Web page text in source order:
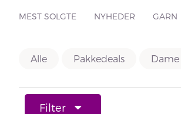
MEST SOLGTE NYHEDER GARN
Alle Pakkedeals Dame
Filter